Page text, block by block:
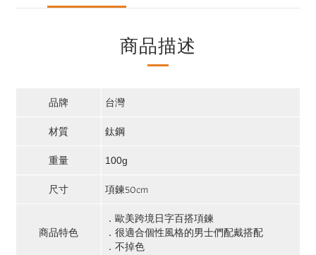
商品描述
品牌 台灣
材質 鈦鋼
重量 100g
尺寸 項鍊50cm
商品特色
．歐美跨境日字百搭項鍊
．很適合個性風格的男士們配戴搭配
．不掉色